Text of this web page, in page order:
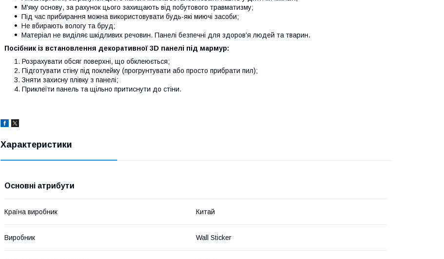
М'яку основу, за рахунок цього захищають від побутового травматизму;
Під час прибирання можна використовувати будь-які миючі засоби;
Не вбирають вологу та бруд;
Матеріал не виділяє шкідливих речовин. Панелі безпечні для здоров'я людей та тварин.
Посібник із встановлення декоративної 3D панелі під мармур:
Розрахувати обсяг поверхні, що обклеюється;
Підготувати стіну під поклейку (прогрунтувати або просто прибрати пил);
Зняти захисну плівку з панелі;
Приклеїти панель та щільно притиснути до стіни.
Характеристики
Основні атрибути
Країна виробник Китай
Виробник Wall Sticker